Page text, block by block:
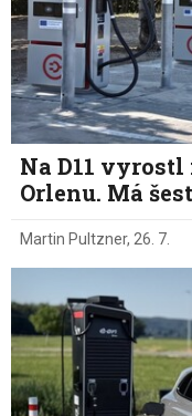
Na D11
Orlenu. Má
Martin Pultzner, 26. 7.